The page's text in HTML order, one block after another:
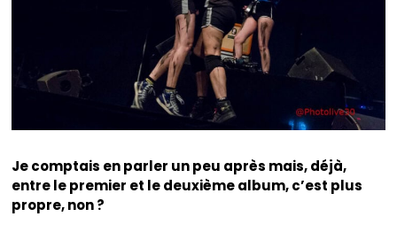
Je comptais en parler un peu après mais, déjà,
entre le premier et le deuxième album, c’est plus
propre, non ?